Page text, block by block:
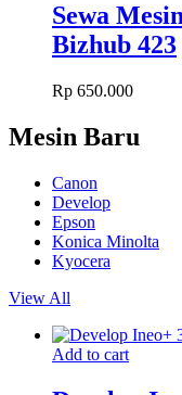
Sewa
Bizhub 423
Rp 650.000
Mesin Baru
Canon
Develop
Epson
Konica Minolta
Kyocera
View All
Add to cart